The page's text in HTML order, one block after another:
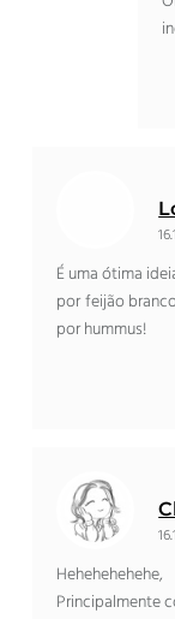
É uma ótima
por feijão
por hummus!
Principalmente